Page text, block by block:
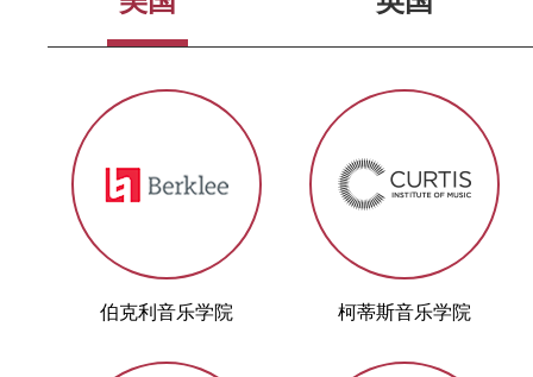
伯克利音乐学院 柯蒂斯音乐学院